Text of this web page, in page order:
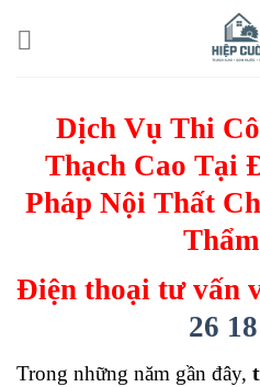
Dịch Vụ Thi
Thạch Cao Tại
Pháp Nội Thất
Điện thoại tư vấn
26
Trong những năm gần đây,